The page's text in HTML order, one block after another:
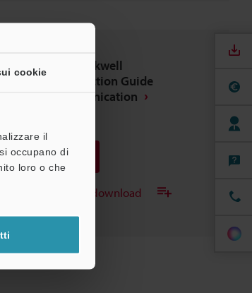
cookie
il
occupano di
loro o che
Series x Rockwell
Connection Guide
IP™ Communication
all'elenco dei download